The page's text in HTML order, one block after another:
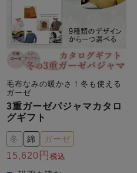
毛布なみの暖かさ！冬も使える
ガーゼ
3重ガーゼパジャマカタロ
グギフト
冬 綿 ガーゼ
15,620 税込